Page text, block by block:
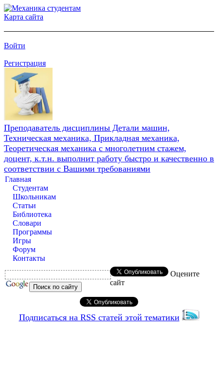
Карта сайта
Войти
Регистрация
Преподаватель дисциплины Детали машин,
Техническая механика, Прикладная механика,
Теоретическая механика с многолетним стажем,
доцент, к.т.н. выполнит работу быстро и качественно в
соответствии с Вашими требованиями
Главная
Студентам
Школьникам
Статьи
Библиотека
Словари
Программы
Игры
Форум
Контакты
Оцените
сайт
Подписаться на RSS статей этой тематики